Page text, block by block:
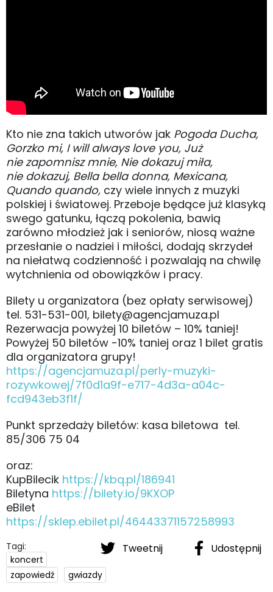
Kto nie zna takich utworów jak Pogoda Ducha,
Gorzko mi, I will always love you, Już
nie zapomnisz mnie, Nie dokazuj miła,
nie dokazuj, Bella bella donna, Mexicana,
Quando quando, czy wiele innych z muzyki
polskiej i światowej. Przeboje będące już klasyką
swego gatunku, łączą pokolenia, bawią
zarówno młodzież jak i seniorów, niosą ważne
przesłanie o nadziei i miłości, dodają skrzydeł
na niełatwą codzienność i pozwalają na chwilę
wytchnienia od obowiązków i pracy.
Bilety u organizatora (bez opłaty serwisowej)
tel. 531-531-001, bilety@agencjamuza.pl
Rezerwacja powyżej 10 biletów – 10% taniej!
Powyżej 50 biletów -10% taniej oraz 1 bilet gratis
dla organizatora grupy!
https://agencjamuza.pl/perly-muzyki-
rozywkowej/7f0d1a9f-e717-4d3a-a04c-
fcd943eb3f1f/
Punkt sprzedaży biletów: kasa biletowa tel.
85/306 75 04
oraz:
KupBilecik https://kbq.pl/186941
Biletyna https://bilety.io/9KXOP
eBilet
https://sklep.ebilet.pl/46443371157258993
Tweetnij Udostępnij
Tagi:
koncert
zapowiedź
gwiazdy